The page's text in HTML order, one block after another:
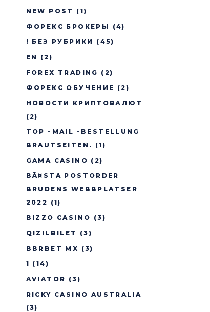
NEW POST
(1)
ФОРЕКС БРОКЕРЫ
(4)
! БЕЗ РУБРИКИ
(45)
EN
(2)
FOREX TRADING (2)
ФОРЕКС ОБУЧЕНИЕ (2)
НОВОСТИ КРИПТОВАЛЮТ
(2)
TOP -MAIL -BESTELLUNG
BRAUTSEITEN. (1)
GAMA CASINO (2)
BÃ¤STA POSTORDER
BRUDENS WEBBPLATSER
2022 (1)
BIZZO CASINO (3)
QIZILBILET
(3)
BBRBET MX (3)
1 (14)
AVIATOR (3)
RICKY CASINO AUSTRALIA
(3)